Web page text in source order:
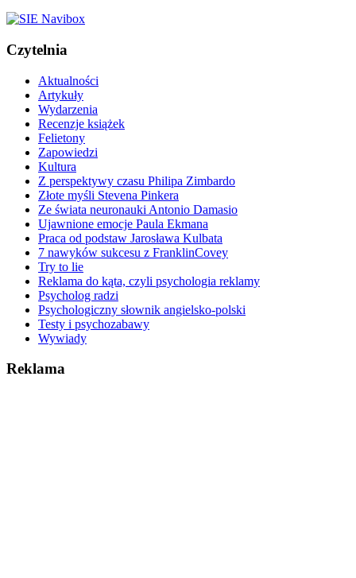
Czytelnia
Aktualności
Artykuły
Wydarzenia
Recenzje książek
Felietony
Zapowiedzi
Kultura
Z perspektywy czasu Philipa Zimbardo
Złote myśli Stevena Pinkera
Ze świata neuronauki Antonio Damasio
Ujawnione emocje Paula Ekmana
Praca od podstaw Jarosława Kulbata
7 nawyków sukcesu z FranklinCovey
Try to lie
Reklama do kąta, czyli psychologia reklamy
Psycholog radzi
Psychologiczny słownik angielsko-polski
Testy i psychozabawy
Wywiady
Reklama